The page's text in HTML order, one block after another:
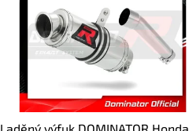
Laděný výfuk DOMINATOR Honda